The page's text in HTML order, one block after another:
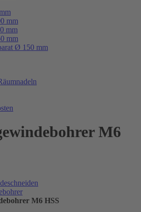
mm
mm
mm
Ø 150 mm
M6
M6 HSS